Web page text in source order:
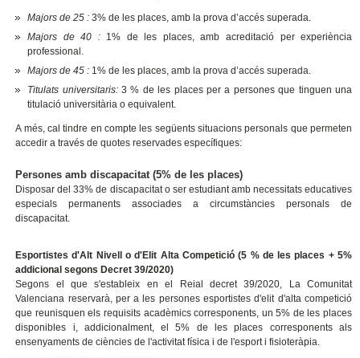
Majors de 25 : 3% de les places, amb la prova d’accés superada.
Majors de 40 :1% de les places, amb acreditació per experiència
professional.
Majors de 45 : 1% de les places, amb la prova d’accés superada.
Titulats universitaris: 3 % de les places per a persones que tinguen una
titulació universitària o equivalent.
A més, cal tindre en compte les següents situacions personals que permeten
accedir a través de quotes reservades específiques:
Persones amb discapacitat (5% de les places)
Disposar del 33% de discapacitat o ser estudiant amb necessitats educatives
especials permanents associades a circumstàncies personals de
discapacitat.
Esportistes d'Alt Nivell o d'Elit Alta Competició (5 % de les places + 5%
addicional segons Decret 39/2020)
Segons el que s'estableix en el Reial decret 39/2020, La Comunitat
Valenciana reservarà, per a les persones esportistes d'elit d'alta competició
que reunisquen els requisits acadèmics corresponents, un 5% de les places
disponibles i, addicionalment, el 5% de les places corresponents als
ensenyaments de ciències de l'activitat física i de l'esport i fisioteràpia.